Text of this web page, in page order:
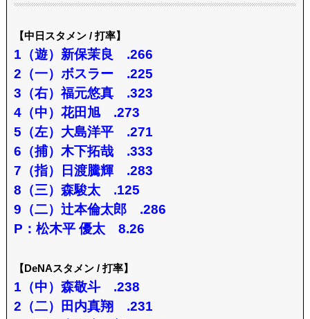
【中日スタメン / 打率】
1（遊）新保茉良 .266
2（一）ボスラー .225
3（右）福元悠真 .323
4（中）花田旭 .273
5（左）大島洋平 .271
6（捕）木下拓哉 .333
7（指）日渡騰輝 .283
8（三）森駿太 .125
9（二）辻本倫太郎 .286
P：松木平 優太 8.26
【DeNAスタメン / 打率】
1（中）森敬斗 .238
2（二）田内真翔 .231